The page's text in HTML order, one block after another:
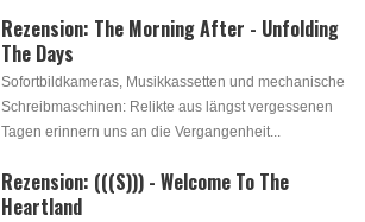
Rezension: The Morning After - Unfolding
The Days
Sofortbildkameras, Musikkassetten und mechanische
Schreibmaschinen: Relikte aus längst vergessenen
Tagen erinnern uns an die Vergangenheit...
Rezension: (((S))) - Welcome To The
Heartland